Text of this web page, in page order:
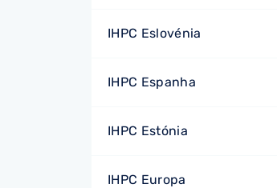
IHPC Eslovénia
IHPC Espanha
IHPC Estónia
IHPC Europa